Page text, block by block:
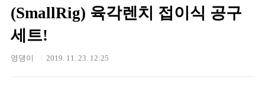
(SmallRig) 육각렌치 접이식 공구
세트!
영댕이 2019. 11. 23. 12:25